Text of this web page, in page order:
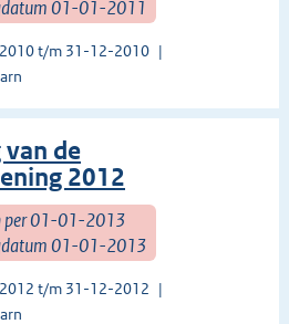
01-01-2011
t/m 31-12-2010
de
2012
per 01-01-2013
01-01-2013
t/m 31-12-2012